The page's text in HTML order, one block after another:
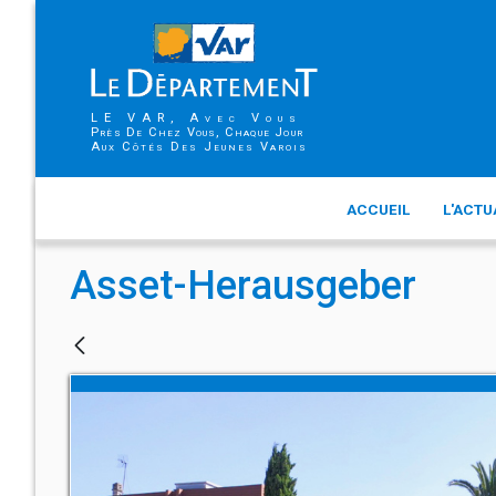
LE VAR, Avec Vous
Près De Chez Vous, Chaque Jour
Aux Côtés Des Jeunes Varois
ACCUEIL
Asset-Herausgeber